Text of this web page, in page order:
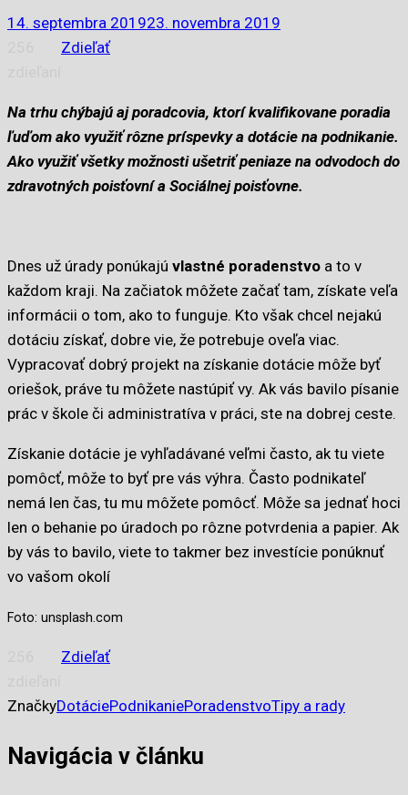
14. septembra 201923. novembra 2019
Zdieľať
Na trhu chýbajú aj poradcovia, ktorí kvalifikovane poradia
ľuďom ako využiť rôzne príspevky a dotácie na podnikanie.
Ako využiť všetky možnosti ušetriť peniaze na odvodoch do
zdravotných poisťovní a Sociálnej poisťovne.
Dnes už úrady ponúkajú vlastné poradenstvo a to v
každom kraji. Na začiatok môžete začať tam, získate veľa
informácii o tom, ako to funguje. Kto však chcel nejakú
dotáciu získať, dobre vie, že potrebuje oveľa viac.
Vypracovať dobrý projekt na získanie dotácie môže byť
oriešok, práve tu môžete nastúpiť vy. Ak vás bavilo písanie
prác v škole či administratíva v práci, ste na dobrej ceste.
Získanie dotácie je vyhľadávané veľmi často, ak tu viete
pomôcť, môže to byť pre vás výhra. Často podnikateľ
nemá len čas, tu mu môžete pomôcť. Môže sa jednať hoci
len o behanie po úradoch po rôzne potvrdenia a papier. Ak
by vás to bavilo, viete to takmer bez investície ponúknuť
vo vašom okolí
Foto: unsplash.com
Zdieľať
ZnačkyDotáciePodnikaniePoradenstvoTipy a rady
Navigácia v článku